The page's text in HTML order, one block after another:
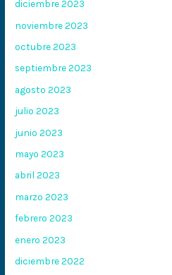
diciembre 2023
noviembre 2023
octubre 2023
septiembre 2023
agosto 2023
julio 2023
junio 2023
mayo 2023
abril 2023
marzo 2023
febrero 2023
enero 2023
diciembre 2022